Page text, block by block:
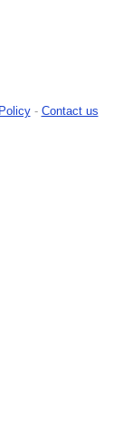
- Contact us